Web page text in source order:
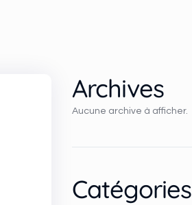
Archives
Aucune archive à afficher.
Catégories